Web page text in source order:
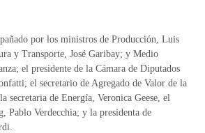
por los ministros de Producción, Luis
y Transporte, José Garibay; y Medio
el presidente de la Cámara de Diputados
el secretario de Agregado de Valor de la
secretaria de Energía, Veronica Geese, el
Pablo Verdecchia; y la presidenta de